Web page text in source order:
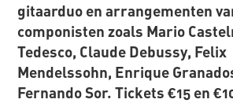
gitaarduo en arrangementen
componisten zoals Mario
Tedesco, Claude Debussy, Felix
Mendelssohn, Enrique
Fernando Sor. Tickets €15 en